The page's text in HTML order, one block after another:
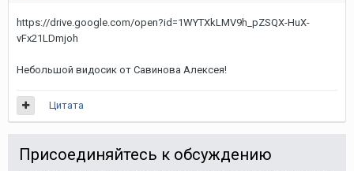
https://drive.google.com/open?id=1WYTXkLMV9h_pZSQX-HuX-
vFx21LDmjoh
Небольшой видосик от Савинова Алексея!
Цитата
Присоединяйтесь к обсуждению